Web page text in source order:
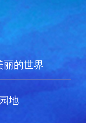
丽的世界
地